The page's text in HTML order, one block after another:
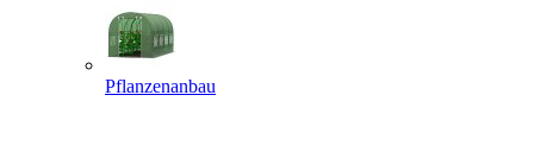
Pflanzenanbau